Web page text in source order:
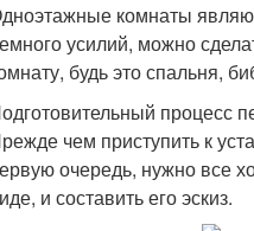
комнаты
усилий, можно
будь это спальня,
процесс
чем приступить к
очередь, нужно все
и составить его эскиз.